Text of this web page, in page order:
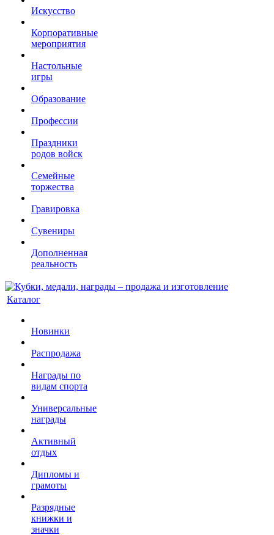
Искусство
Корпоративные
мероприятия
Настольные
игры
Образование
Профессии
Праздники
родов войск
Семейные
торжества
Гравировка
Сувениры
Дополненная
реальность
Каталог
Новинки
Распродажа
Награды по
видам спорта
Универсальные
награды
Активный
отдых
Дипломы и
грамоты
Разрядные
книжки и
значки